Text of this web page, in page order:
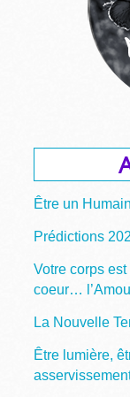
Être un
Prédictions
Votre corps
coeur…
La Nouvelle
Être lumière,